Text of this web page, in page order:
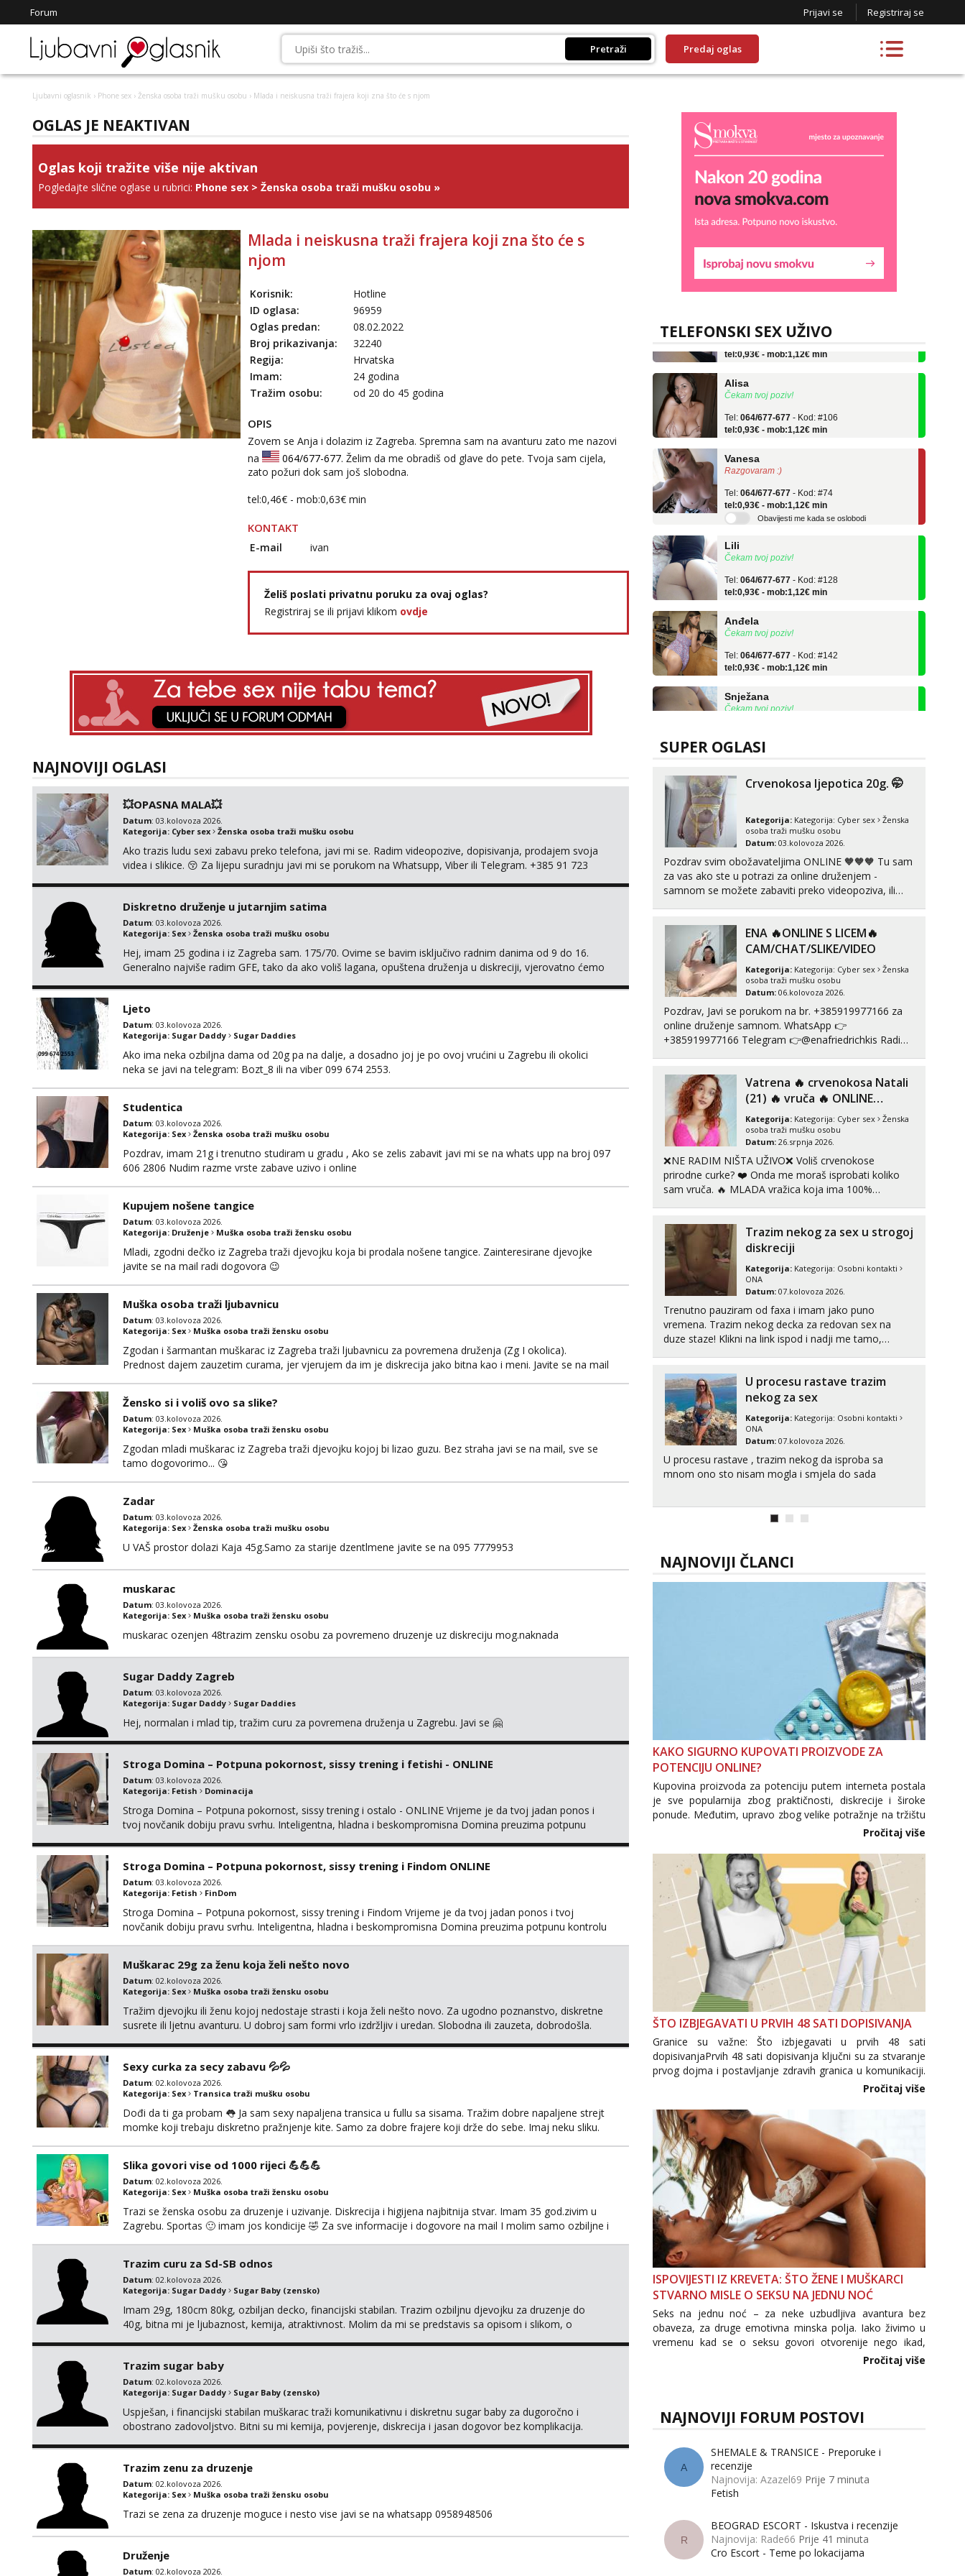
Forum Prijavi se Registriraj se
Pretraži Predaj oglas
Ljubavni oglasnik › Phone sex › Ženska osoba traži mušku osobu › Mlada i neiskusna traži frajera koji zna što će s njom
OGLAS JE NEAKTIVAN
Oglas koji tražite više nije aktivan
Pogledajte slične oglase u rubrici: Phone sex > Ženska osoba traži mušku osobu »
Mlada i neiskusna traži frajera koji zna što će s
njom
Korisnik:
Hotline
ID oglasa:
96959
Oglas predan:
08.02.2022
Broj prikazivanja:
32240
Regija:
Hrvatska
Imam:
24 godina
Tražim osobu:
od 20 do 45 godina
OPIS
Zovem se Anja i dolazim iz Zagreba. Spremna sam na avanturu zato me nazovi
na
064/677-677. Želim da me obradiš od glave do pete. Tvoja sam cijela,
zato požuri dok sam još slobodna.
tel:0,46€ - mob:0,63€ min
KONTAKT
E-mail ivan
Želiš poslati privatnu poruku za ovaj oglas?
Registriraj se ili prijavi klikom ovdje
NAJNOVIJI OGLASI
💥OPASNA MALA💥
Datum: 03.kolovoza 2026.
Kategorija: Cyber sex Ženska osoba traži mušku osobu
Ako trazis ludu sexi zabavu preko telefona, javi mi se. Radim videopozive, dopisivanja, prodajem svoja
videa i slikice. 😚 Za lijepu suradnju javi mi se porukom na Whatsupp, Viber ili Telegram. +385 91 723
Diskretno druženje u jutarnjim satima
Datum: 03.kolovoza 2026.
Kategorija: Sex Ženska osoba traži mušku osobu
Hej, imam 25 godina i iz Zagreba sam. 175/70. Ovime se bavim isključivo radnim danima od 9 do 16.
Generalno najviše radim GFE, tako da ako voliš lagana, opuštena druženja u diskreciji, vjerovatno ćemo
Ljeto
Datum: 03.kolovoza 2026.
Kategorija: Sugar Daddy Sugar Daddies
Ako ima neka ozbiljna dama od 20g pa na dalje, a dosadno joj je po ovoj vrućini u Zagrebu ili okolici
neka se javi na telegram: Bozt_8 ili na viber 099 674 2553.
Studentica
Datum: 03.kolovoza 2026.
Kategorija: Sex Ženska osoba traži mušku osobu
Pozdrav, imam 21g i trenutno studiram u gradu , Ako se zelis zabavit javi mi se na whats upp na broj 097
606 2806 Nudim razme vrste zabave uzivo i online
Kupujem nošene tangice
Datum: 03.kolovoza 2026.
Kategorija: Druženje Muška osoba traži žensku osobu
Mladi, zgodni dečko iz Zagreba traži djevojku koja bi prodala nošene tangice. Zainteresirane djevojke
javite se na mail radi dogovora 😉
Muška osoba traži ljubavnicu
Datum: 03.kolovoza 2026.
Kategorija: Sex Muška osoba traži žensku osobu
Zgodan i šarmantan muškarac iz Zagreba traži ljubavnicu za povremena druženja (Zg I okolica).
Prednost dajem zauzetim curama, jer vjerujem da im je diskrecija jako bitna kao i meni. Javite se na mail
Žensko si i voliš ovo sa slike?
Datum: 03.kolovoza 2026.
Kategorija: Sex Muška osoba traži žensku osobu
Zgodan mladi muškarac iz Zagreba traži djevojku kojoj bi lizao guzu. Bez straha javi se na mail, sve se
tamo dogovorimo... 😘
Zadar
Datum: 03.kolovoza 2026.
Kategorija: Sex Ženska osoba traži mušku osobu
U VAŠ prostor dolazi Kaja 45g.Samo za starije dzentlmene javite se na 095 7779953
muskarac
Datum: 03.kolovoza 2026.
Kategorija: Sex Muška osoba traži žensku osobu
muskarac ozenjen 48trazim zensku osobu za povremeno druzenje uz diskreciju mog.naknada
Sugar Daddy Zagreb
Datum: 03.kolovoza 2026.
Kategorija: Sugar Daddy Sugar Daddies
Hej, normalan i mlad tip, tražim curu za povremena druženja u Zagrebu. Javi se 🤗
Stroga Domina – Potpuna pokornost, sissy trening i fetishi - ONLINE
Datum: 03.kolovoza 2026.
Kategorija: Fetish Dominacija
Stroga Domina – Potpuna pokornost, sissy trening i ostalo - ONLINE Vrijeme je da tvoj jadan ponos i
tvoj novčanik dobiju pravu svrhu. Inteligentna, hladna i beskompromisna Domina preuzima potpunu
Stroga Domina – Potpuna pokornost, sissy trening i Findom ONLINE
Datum: 03.kolovoza 2026.
Kategorija: Fetish FinDom
Stroga Domina – Potpuna pokornost, sissy trening i Findom Vrijeme je da tvoj jadan ponos i tvoj
novčanik dobiju pravu svrhu. Inteligentna, hladna i beskompromisna Domina preuzima potpunu kontrolu
Muškarac 29g za ženu koja želi nešto novo
Datum: 02.kolovoza 2026.
Kategorija: Sex Muška osoba traži žensku osobu
Tražim djevojku ili ženu kojoj nedostaje strasti i koja želi nešto novo. Za ugodno poznanstvo, diskretne
susrete ili ljetnu avanturu. U dobroj sam formi vrlo izdržljiv i uredan. Slobodna ili zauzeta, dobrodošla.
Sexy curka za secy zabavu 💦💦
Datum: 02.kolovoza 2026.
Kategorija: Sex Transica traži mušku osobu
Dođi da ti ga probam 👅 Ja sam sexy napaljena transica u fullu sa sisama. Tražim dobre napaljene strejt
momke koji trebaju diskretno pražnjenje kite. Samo za dobre frajere koji drže do sebe. Imaj neku sliku.
Slika govori vise od 1000 rijeci 💪💪💪
Datum: 02.kolovoza 2026.
Kategorija: Sex Muška osoba traži žensku osobu
Trazi se ženska osobu za druzenje i uzivanje. Diskrecija i higijena najbitnija stvar. Imam 35 god.zivim u
Zagrebu. Sportas 🙂 imam jos kondicije 🤣 Za sve informacije i dogovore na mail I molim samo ozbiljne i
Trazim curu za Sd-SB odnos
Datum: 02.kolovoza 2026.
Kategorija: Sugar Daddy Sugar Baby (zensko)
Imam 29g, 180cm 80kg, ozbiljan decko, financijski stabilan. Trazim ozbiljnu djevojku za druzenje do
40g, bitna mi je ljubaznost, kemija, atraktivnost. Molim da mi se predstavis sa opisom i slikom, o
Trazim sugar baby
Datum: 02.kolovoza 2026.
Kategorija: Sugar Daddy Sugar Baby (zensko)
Uspješan, i financijski stabilan muškarac traži komunikativnu i diskretnu sugar baby za dugoročno i
obostrano zadovoljstvo. Bitni su mi kemija, povjerenje, diskrecija i jasan dogovor bez komplikacija.
Trazim zenu za druzenje
Datum: 02.kolovoza 2026.
Kategorija: Sex Muška osoba traži žensku osobu
Trazi se zena za druzenje moguce i nesto vise javi se na whatsapp 0958948506
Druženje
Datum: 02.kolovoza 2026.
TELEFONSKI SEX UŽIVO
Snježana
Tel:064/677-677 - Kod: #119
tel:0,93€ - mob:1,12€ min
Čekam tvoj poziv!
064/677-677
tel:0,93€ - mob:1,12€ min
Razgovaram :)
064/677-677
tel:0,93€ - mob:1,12€ min
Obavijesti me kada se oslobodi
Čekam tvoj poziv!
064/677-677
tel:0,93€ - mob:1,12€ min
Čekam tvoj poziv!
064/677-677
tel:0,93€ - mob:1,12€ min
Čekam tvoj poziv!
Tel:
- Kod: #106
tel:0,93€ - mob:1,12€ min
Vanesa
Razgovaram :)
Tel:064/677-677 - Kod: #74
tel:0,93€ - mob:1,12€ min
Obavijesti me kada se oslobodi
Čekam tvoj poziv!
Tel: 064/677-677- Kod: #128
tel:0,93€ - mob:1,12€ min
Anđela
Čekam tvoj poziv!
Tel:064/677-677- Kod: #142
tel:0,93€ - mob:1,12€ min
SUPER OGLASI
Crvenokosa ljepotica 20g. 🤭
Kategorija: Kategorija: Cyber sex
Ženska
osoba traži mušku osobu
Datum: 03.kolovoza 2026.
Pozdrav svim obožavateljima ONLINE 🧡🧡🧡 Tu sam
za vas ako ste u potrazi za online druženjem -
samnom se možete zabaviti preko videopoziva, ili
tipkanja uz slike i hot line pozive. Za vas sam
pripremila ...
ENA 🔥ONLINE S LICEM🔥
CAM/CHAT/SLIKE/VIDEO
Kategorija: Kategorija: Cyber sex
Ženska
osoba traži mušku osobu
Datum: 06.kolovoza 2026.
Pozdrav, Javi se porukom na br. +385919977166 za
online druženje samnom. WhatsApp 👉
+385919977166 Telegram 👉@enafriedrichkis Radim
štikle, samostojeće itd. Nudim svakakva videa seksa,
puš...
Vatrena ‎️‍🔥 crvenokosa Natali
(21) ‎️‍🔥 vruča‎ ️‍🔥 ONLINE
ZABAVA
Kategorija: Kategorija: Cyber sex
Ženska
osoba traži mušku osobu
Datum: 26.srpnja 2026.
❌NE RADIM NIŠTA UŽIVO❌ Voliš crvenokose
prirodne curke? ❤️ Onda me moraš isprobati koliko
sam vruča.‎ ️‍🔥 MLADA vražica koja ima 100%
možeš pranaći nešto po svojoj mjeri. Sexi videa s
kolegica...
Trazim nekog za sex u strogoj
diskreciji
Kategorija: Kategorija: Osobni kontakti
ONA
Datum: 07.kolovoza 2026.
Trenutno pauziram od faxa i imam jako puno
vremena. Trazim nekog decka za redovan sex na
duze staze! Klikni na link ispod i nadji me tamo,
U procesu rastave trazim
nekog za sex
Kategorija: Kategorija: Osobni kontakti
ONA
Datum: 07.kolovoza 2026.
U procesu rastave , trazim nekog da isproba sa
mnom ono sto nisam mogla i smjela do sada
NAJNOVIJI ČLANCI
KAKO SIGURNO KUPOVATI PROIZVODE ZA
POTENCIJU ONLINE?
Kupovina proizvoda za potenciju putem interneta postala
je sve popularnija zbog praktičnosti, diskrecije i široke
ponude. Međutim, upravo zbog velike potražnje na tržištu
se pojavljuju i brojni krivotvoreni proizvodi, nepouzdane
internetske trgovine te proizvodi nepoznatog podrijetla. ...
Pročitaj više
ŠTO IZBJEGAVATI U PRVIH 48 SATI DOPISIVANJA
Granice su važne: Što izbjegavati u prvih 48 sati
dopisivanjaPrvih 48 sati dopisivanja ključni su za stvaranje
prvog dojma i postavljanje zdravih granica u komunikaciji.
Važno je izbjeći prebrzo otkrivanje osobnih ili intimnih
informacija, jer nepoznata osoba još nije zaslužila to
povjerenje. Takođe...
Pročitaj više
ISPOVIJESTI IZ KREVETA: ŠTO ŽENE I MUŠKARCI
STVARNO MISLE O SEKSU NA JEDNU NOĆ
Seks na jednu noć – za neke uzbudljiva avantura bez
obaveza, za druge emotivna minska polja. Iako živimo u
vremenu kad se o seksu govori otvorenije nego ikad,
tema „jedne noći strasti“ i dalje izaziva burne rasprave. Što
Pročitaj više
NAJNOVIJI FORUM POSTOVI
A
SHEMALE & TRANSICE - Preporuke i
recenzije
Najnovija: Azazel69 Prije 7 minuta
Fetish
R
BEOGRAD ESCORT - Iskustva i recenzije
Najnovija: Rade66 Prije 41 minuta
Cro Escort - Teme po lokacijama